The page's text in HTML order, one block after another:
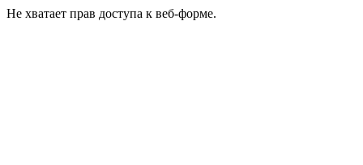
Не хватает прав доступа к веб-форме.